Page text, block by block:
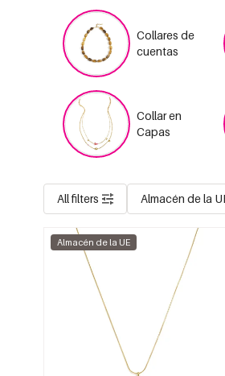
Collares de
cuentas
Collar en
Capas
All filters Almacén de la
Almacén de la UE